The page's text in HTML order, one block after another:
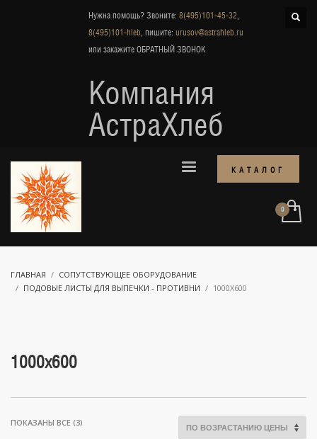
Нужна помощь? Звоните: 8(495)101-45-32,
8(495)101-hleb, пишите: urusov@astrahleb.ru
или закажите ОБРАТНЫЙ ЗВОНОК
Компания
АстраХлеб
КАТАЛОГ
ГЛАВНАЯ
СОПУТСТВУЮЩЕЕ ОБОРУДОВАНИЕ
ПОДОВЫЕ ЛИСТЫ ДЛЯ ВЫПЕЧКИ - ПРОТИВНИ
1000Х600
1000х600
ПОКАЗАНЫ ВСЕ (3)